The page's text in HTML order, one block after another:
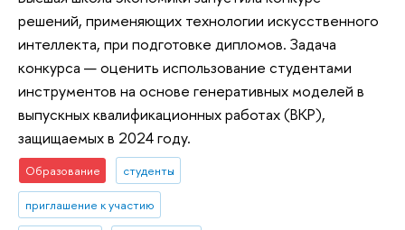
решений, применяющих технологии искусственного
интеллекта, при подготовке дипломов. Задача
конкурса — оценить использование студентами
инструментов на основе генеративных моделей в
выпускных квалификационных работах (ВКР),
защищаемых в 2024 году.
Образование студенты
приглашение к участию